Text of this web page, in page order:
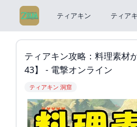
ティアキン ティア
ティアキン攻略：料理素材
43】 - 電撃オンライン
ティアキン 洞窟